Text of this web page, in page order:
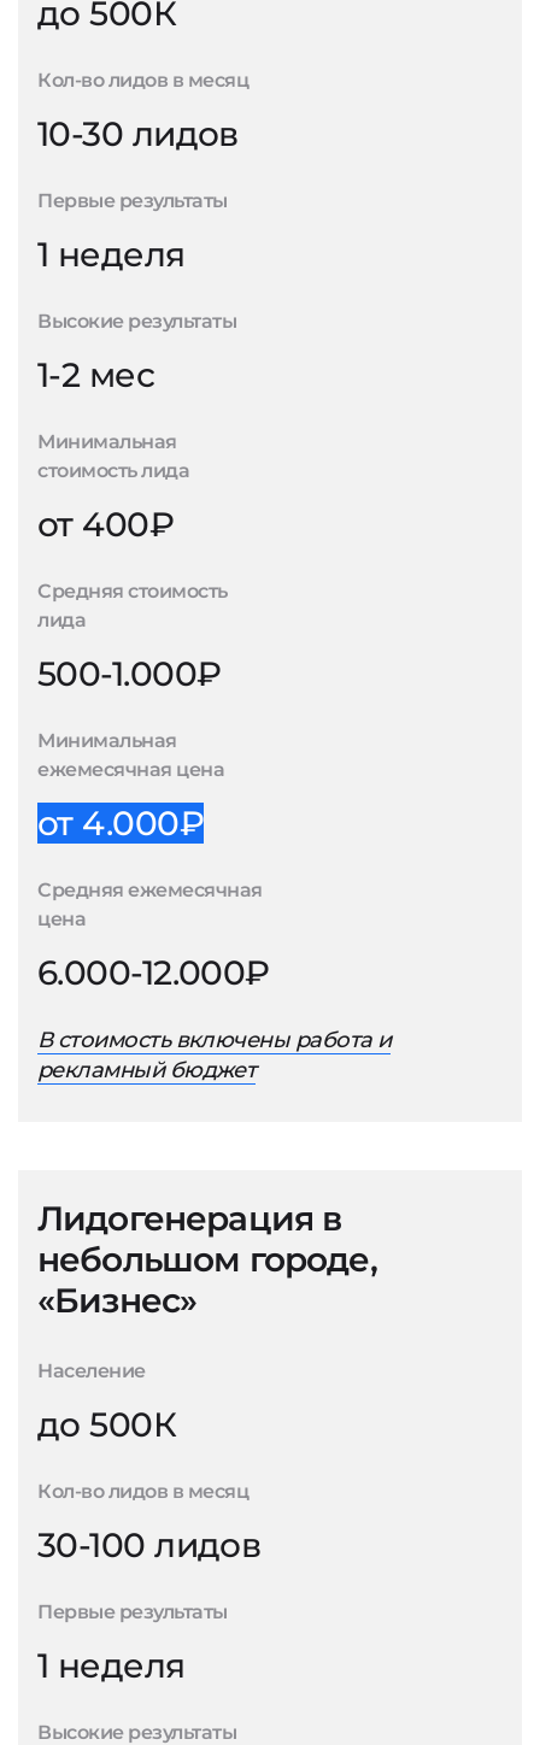
до 500К
Кол-во лидов в месяц
10-30 лидов
Первые результаты
1 неделя
Высокие результаты
1-2 мес
Минимальная
стоимость лида
от 400₽
Средняя стоимость
лида
500-1.000₽
Минимальная
ежемесячная цена
от 4.000₽
Средняя ежемесячная
цена
6.000-12.000₽
В стоимость включены работа и
рекламный бюджет
Лидогенерация в
небольшом городе,
«Бизнес»
Население
до 500К
Кол-во лидов в месяц
30-100 лидов
Первые результаты
1 неделя
Высокие результаты